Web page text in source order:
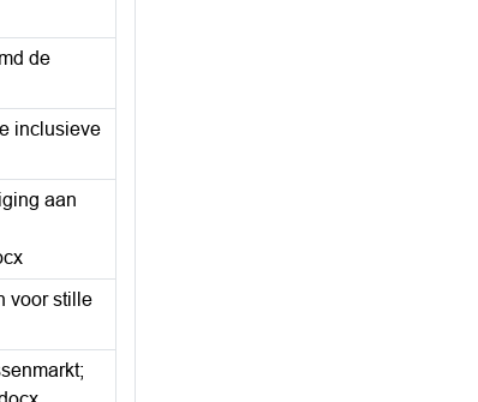
de
inclusieve
aan
voor stille